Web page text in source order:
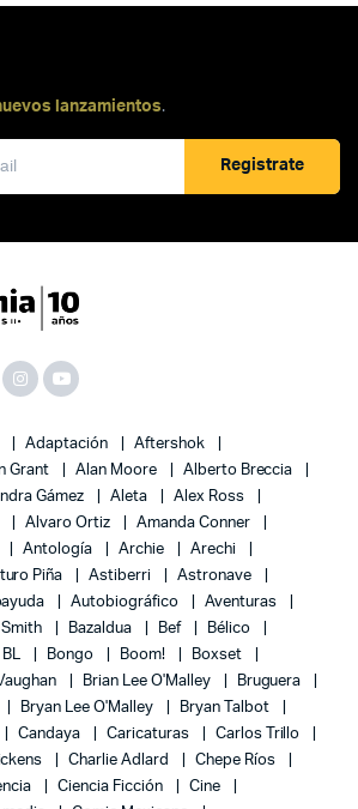
lanzamientos.
Registrate
Adaptación
Aftershok
Grant Alan Moore
Alberto Breccia
Gámez Aleta
Alex Ross
Alvaro Ortiz
Amanda Conner
Antología Archie
Arechi
Piña Astiberri
Astronave
Autobiográfico
Aventuras
Bazaldua Bef
Bélico
BL Bongo Boom!
Boxset
Brian Lee O'Malley
Bruguera
Bryan Lee O'Malley
Bryan Talbot
Candaya Caricaturas
Carlos Trillo
Charlie Adlard
Chepe Ríos
Ciencia Ficción
Cine